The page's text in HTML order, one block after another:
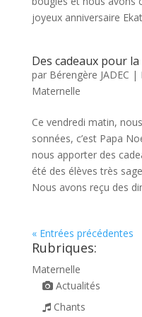
joyeux anniversaire
Des cadeaux pour la
par Bérengère JADEC |
Maternelle
Ce vendredi matin,
sonnées, c’est Papa
nous apporter des
été des élèves très
Nous avons reçu des
« Entrées précédentes
Rubriques:
Maternelle
Actualités
Chants